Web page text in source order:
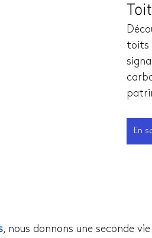
toits
En
, nous donnons une seconde